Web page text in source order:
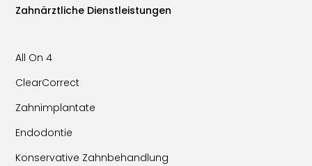
Zahnärztliche Dienstleistungen
All On 4
ClearCorrect
Zahnimplantate
Endodontie
Konservative Zahnbehandlung